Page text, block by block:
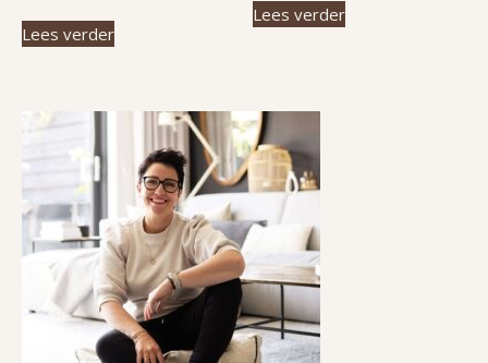
Lees verder
Lees verder